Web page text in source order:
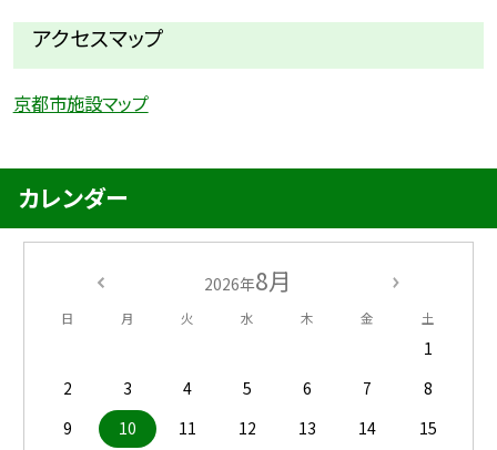
アクセスマップ
京都市施設マップ
カレンダー
2026年8月
日 月 火 水 木 金 土
1
2
3 4 5 6 7
8
9
10 11 12 13 14
15